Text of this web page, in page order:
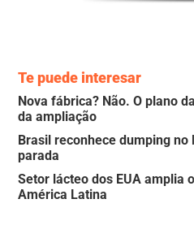
Te puede interesar
Nova fábrica? Não. O plano
da ampliação
Brasil reconhece dumping
parada
Setor lácteo dos EUA amplia
América Latina